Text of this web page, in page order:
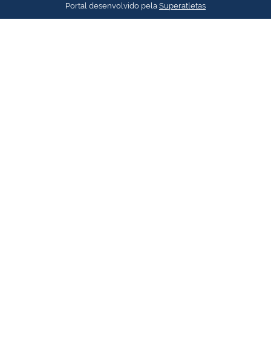
Portal desenvolvido pela Superatletas